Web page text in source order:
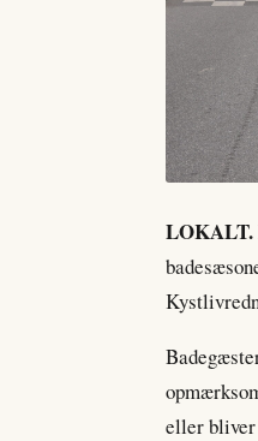
LOKALT.
eller bliver